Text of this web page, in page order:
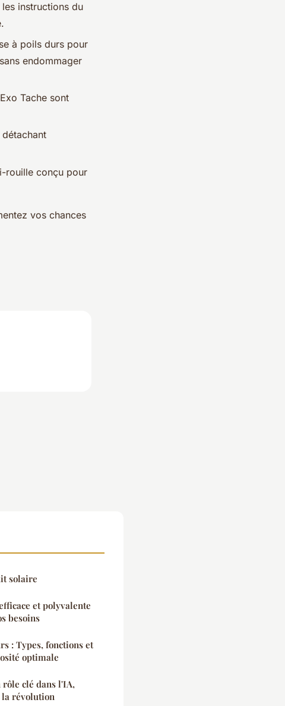
instructions du
à poils durs pour
endommager
Tache sont
rouille conçu pour
vos chances
solaire
et polyvalente
besoins
: Types, fonctions et
optimale
rôle clé dans l'IA,
la révolution